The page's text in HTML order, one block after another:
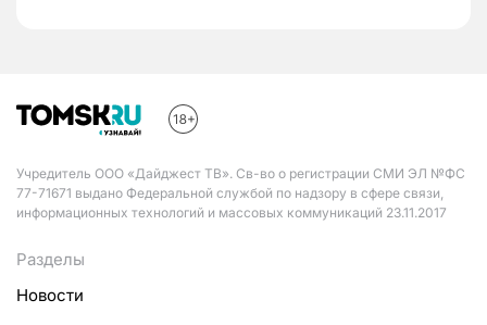
Учредитель ООО «Дайджест ТВ». Св-во о регистрации СМИ ЭЛ №ФС
77-71671 выдано Федеральной службой по надзору в сфере связи,
информационных технологий и массовых коммуникаций 23.11.2017
Разделы
Новости